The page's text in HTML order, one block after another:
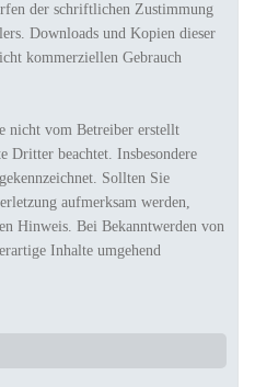
der schriftlichen Zustimmung
Downloads und Kopien dieser
kommerziellen Gebrauch
nicht vom Betreiber erstellt
Dritter beachtet. Insbesondere
Sollten Sie
aufmerksam werden,
Hinweis. Bei Bekanntwerden von
Inhalte umgehend